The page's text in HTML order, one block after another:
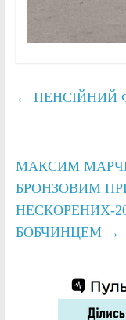
← ПЕНСІЙНИЙ
МАКСИМ
БРОНЗОВИМ
НЕСКОРЕНИХ-
БОБЧИНЦЕМ →